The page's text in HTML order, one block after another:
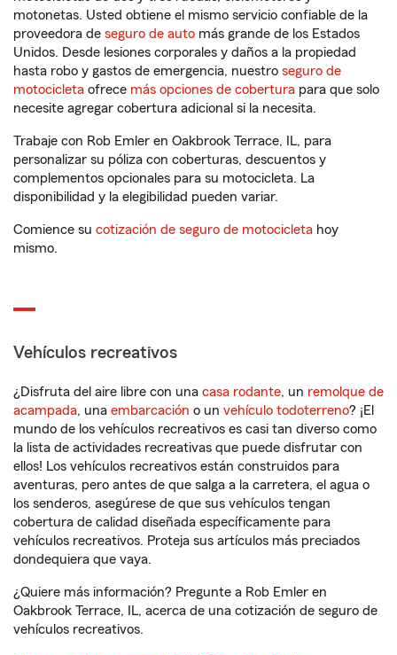
motonetas. Usted obtiene el mismo servicio confiable de la
proveedora de seguro de auto más grande de los Estados
Unidos. Desde lesiones corporales y daños a la propiedad
hasta robo y gastos de emergencia, nuestro seguro de
motocicleta ofrece más opciones de cobertura para que solo
necesite agregar cobertura adicional si la necesita.
Trabaje con Rob Emler en Oakbrook Terrace, IL, para
personalizar su póliza con coberturas, descuentos y
complementos opcionales para su motocicleta. La
disponibilidad y la elegibilidad pueden variar.
Comience su cotización de seguro de motocicleta hoy
mismo.
Vehículos recreativos
¿Disfruta del aire libre con una casa rodante, un remolque de
acampada, una embarcación o un vehículo todoterreno? ¡El
mundo de los vehículos recreativos es casi tan diverso como
la lista de actividades recreativas que puede disfrutar con
ellos! Los vehículos recreativos están construidos para
aventuras, pero antes de que salga a la carretera, el agua o
los senderos, asegúrese de que sus vehículos tengan
cobertura de calidad diseñada específicamente para
vehículos recreativos. Proteja sus artículos más preciados
dondequiera que vaya.
¿Quiere más información? Pregunte a Rob Emler en
Oakbrook Terrace, IL, acerca de una cotización de seguro de
vehículos recreativos.